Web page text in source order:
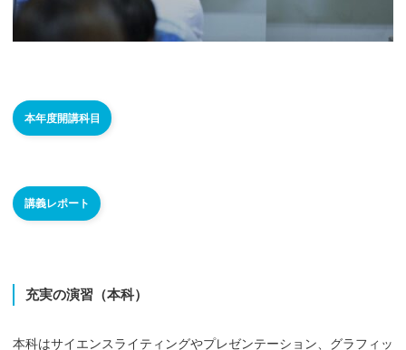
本年度開講科目
講義レポート
充実の演習 （本科）
本科はサイエンスライティングやプレゼンテーション、グラフィッ